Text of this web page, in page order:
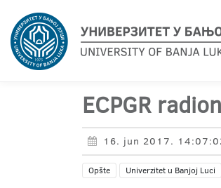
ECPGR
16. jun 2017.
Opšte Univerzitet u Banjoj Luci